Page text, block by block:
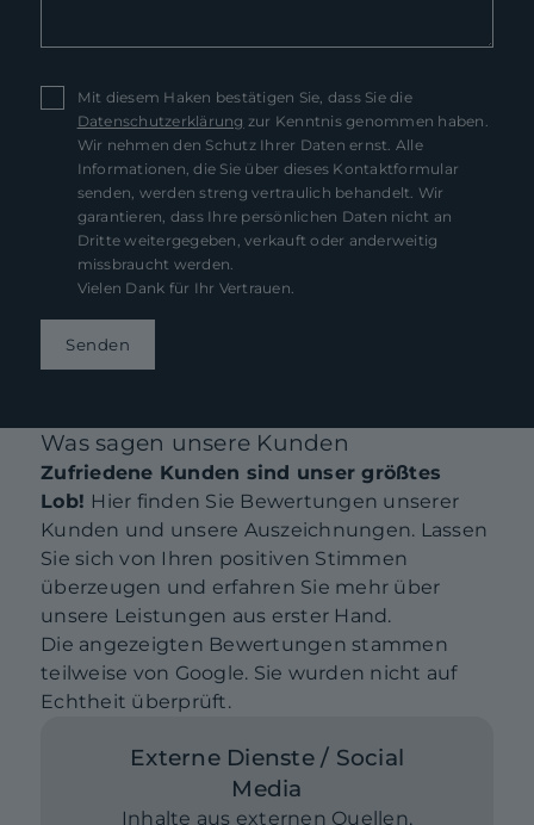
Mit diesem Haken bestätigen Sie, dass Sie die
Datenschutzerklärung zur Kenntnis genommen haben.
Wir nehmen den Schutz Ihrer Daten ernst. Alle
Informationen, die Sie über dieses Kontaktformular
senden, werden streng vertraulich behandelt. Wir
garantieren, dass Ihre persönlichen Daten nicht an
Dritte weitergegeben, verkauft oder anderweitig
missbraucht werden.
Vielen Dank für Ihr Vertrauen.
Senden
Was sagen unsere Kunden
Zufriedene Kunden sind unser größtes
Lob! Hier finden Sie Bewertungen unserer
Kunden und unsere Auszeichnungen. Lassen
Sie sich von Ihren positiven Stimmen
überzeugen und erfahren Sie mehr über
unsere Leistungen aus erster Hand.
Die angezeigten Bewertungen stammen
teilweise von Google. Sie wurden nicht auf
Echtheit überprüft.
Externe Dienste / Social
Media
Inhalte aus externen Quellen,